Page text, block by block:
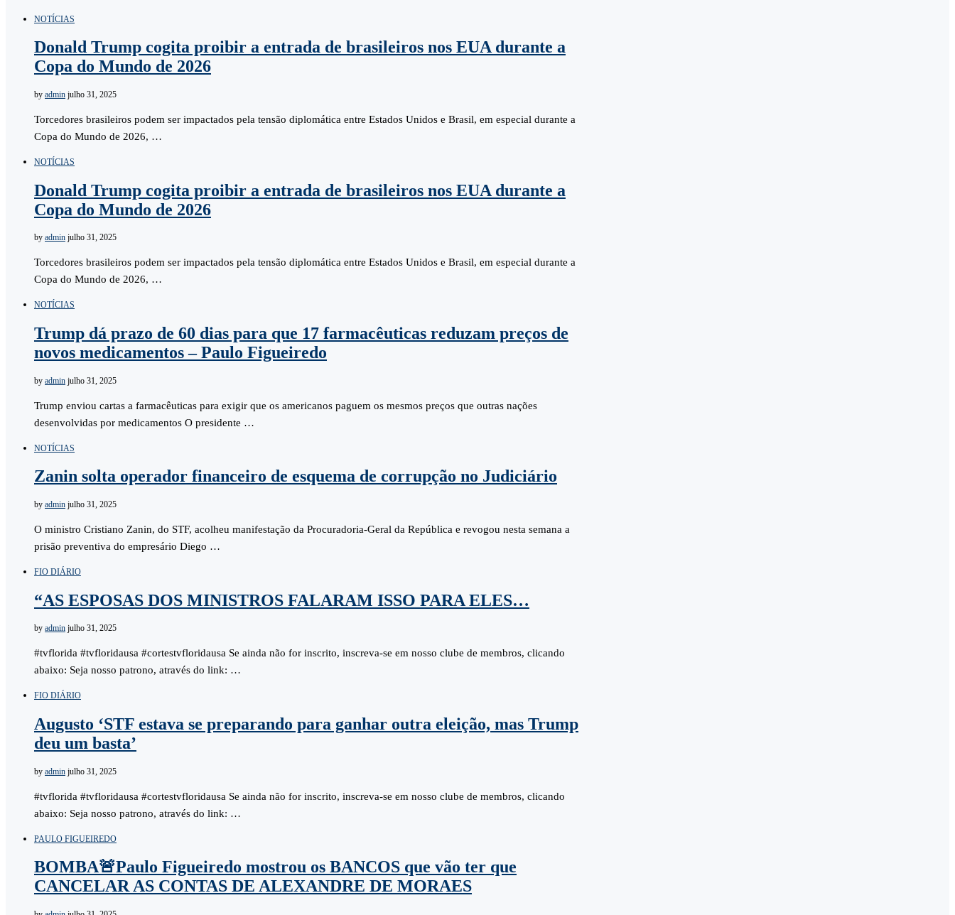
NOTÍCIAS
Donald Trump cogita proibir a entrada de brasileiros nos EUA durante a
Copa do Mundo de 2026
by admin julho 31, 2025
Torcedores brasileiros podem ser impactados pela tensão diplomática entre Estados Unidos e Brasil, em especial durante a
Copa do Mundo de 2026, …
NOTÍCIAS
Donald Trump cogita proibir a entrada de brasileiros nos EUA durante a
Copa do Mundo de 2026
by admin julho 31, 2025
Torcedores brasileiros podem ser impactados pela tensão diplomática entre Estados Unidos e Brasil, em especial durante a
Copa do Mundo de 2026, …
NOTÍCIAS
Trump dá prazo de 60 dias para que 17 farmacêuticas reduzam preços de
novos medicamentos – Paulo Figueiredo
by admin julho 31, 2025
Trump enviou cartas a farmacêuticas para exigir que os americanos paguem os mesmos preços que outras nações
desenvolvidas por medicamentos O presidente …
NOTÍCIAS
Zanin solta operador financeiro de esquema de corrupção no Judiciário
by admin julho 31, 2025
O ministro Cristiano Zanin, do STF, acolheu manifestação da Procuradoria-Geral da República e revogou nesta semana a
prisão preventiva do empresário Diego …
FIO DIÁRIO
“AS ESPOSAS DOS MINISTROS FALARAM ISSO PARA ELES…
by admin julho 31, 2025
#tvflorida #tvfloridausa #cortestvfloridausa Se ainda não for inscrito, inscreva-se em nosso clube de membros, clicando
abaixo: Seja nosso patrono, através do link: …
FIO DIÁRIO
Augusto ‘STF estava se preparando para ganhar outra eleição, mas Trump
deu um basta’
by admin julho 31, 2025
#tvflorida #tvfloridausa #cortestvfloridausa Se ainda não for inscrito, inscreva-se em nosso clube de membros, clicando
abaixo: Seja nosso patrono, através do link: …
PAULO FIGUEIREDO
BOMBA🚨Paulo Figueiredo mostrou os BANCOS que vão ter que
CANCELAR AS CONTAS DE ALEXANDRE DE MORAES